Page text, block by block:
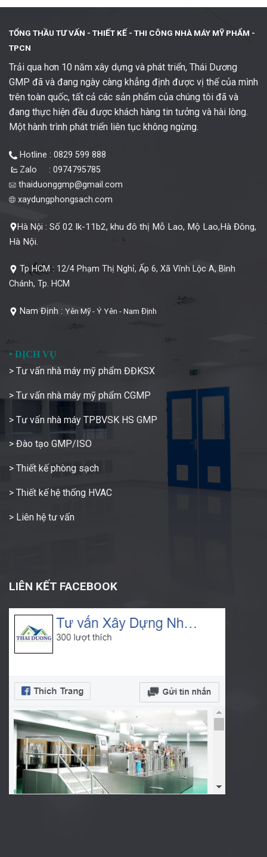
TỔNG THẦU TƯ VẤN - THIẾT KẾ - THI CÔNG NHÀ MÁY MỸ PHẨM -
TPCN
Trải qua hơn 10 năm xây dựng và phát triển, Thái Dương
GMP đã và đang ngày càng khẳng định được vị thế của mình
trên toàn quốc, tất cả các sản phẩm của chúng tôi đã và
đang thực hiện đều được khách hàng tin tưởng và hài lòng.
Một hành trình phát triển liên tục không ngừng.
Hotline : 0829 599 888
Zalo : 0974795785
thaiduonggmp@gmail.com
xaydungphongsach.com
Hà Nội : Số 02 lk-11b2, khu đô thị Mỗ Lao, Mộ Lao,Hà Đông,
Hà Nội.
Tp HCM : 12/4 Phạm Thị Nghỉ, Ấp 6, Xã Vĩnh Lộc A, Bình
Chánh, Tp. HCM
Nam Định : Yên Mỹ - Ý Yên - Nam Định
• DỊCH VỤ
> Tư vấn nhà máy mỹ phẩm ĐĐKSX
> Tư vấn nhà máy mỹ phẩm CGMP
> Tư vấn nhà máy TPBVSK HS GMP
> Đào tạo GMP/ISO
> Thiết kế phòng sạch
> Thiết kế hệ thống HVAC
> Liên hệ tư vấn
LIÊN KẾT FACEBOOK